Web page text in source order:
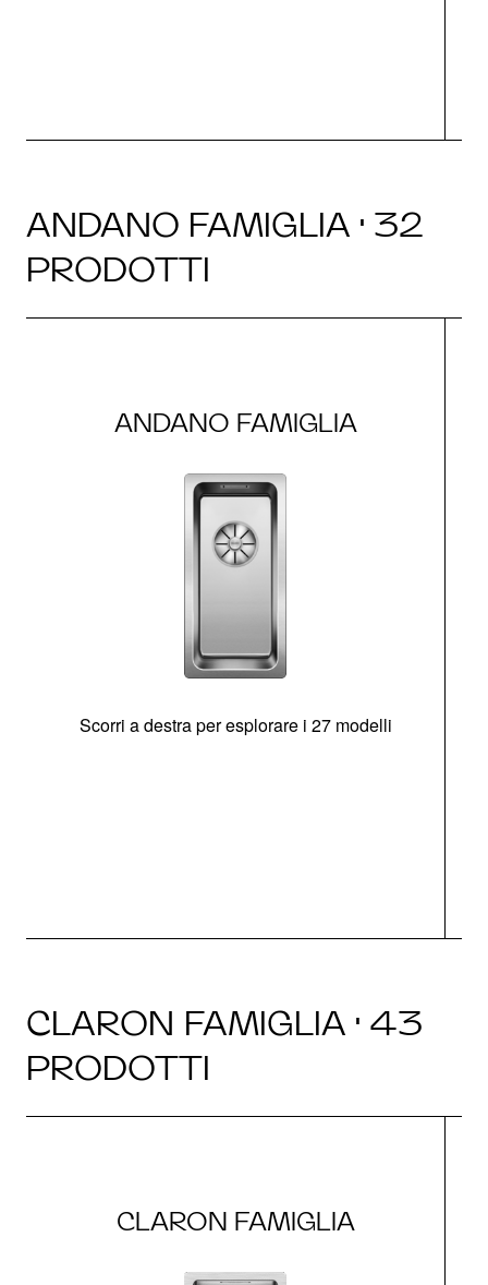
ANDANO FAMIGLIA · 32
PRODOTTI
ANDANO FAMIGLIA
Scorri a destra per esplorare i 27 modelli
CLARON FAMIGLIA · 43
PRODOTTI
CLARON FAMIGLIA